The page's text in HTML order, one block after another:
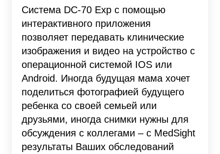
Система DC-70 Exp с помощью
интерактивного приложения
позволяет передавать клинические
изображения и видео на устройство с
операционной системой IOS или
Android. Иногда будущая мама хочет
поделиться фотографией будущего
ребенка со своей семьей или
друзьями, иногда снимки нужны для
обсуждения с коллегами – с MedSight
результаты Ваших обследований